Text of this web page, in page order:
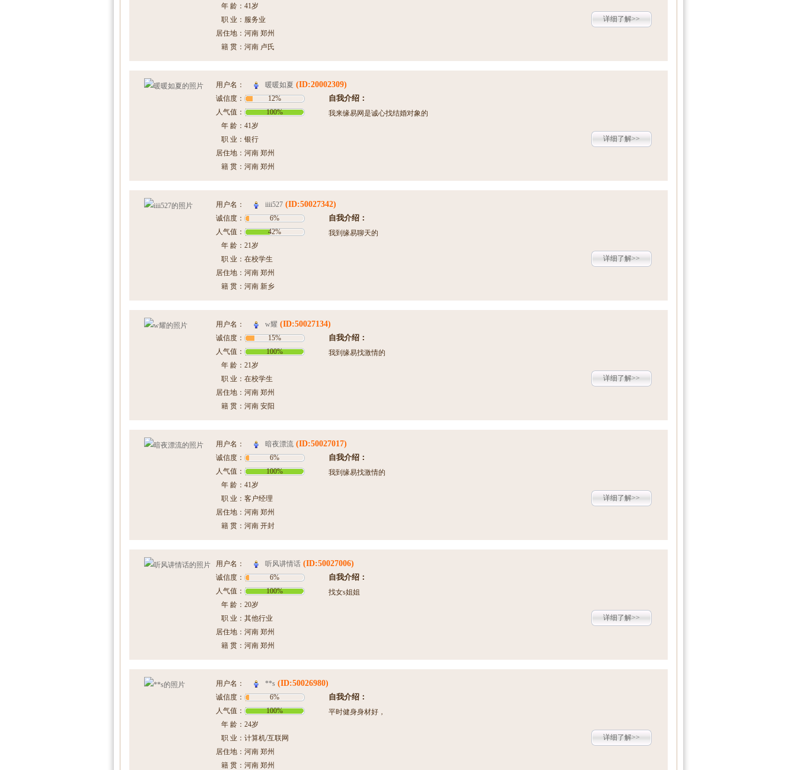
年 龄： 41岁
职 业： 服务业
居住地： 河南 郑州
籍 贯： 河南 卢氏
详细了解>>
用户名： 暖暖如夏 (ID:20002309)
诚信度：
12%
人气值：
100%
年 龄： 41岁
职 业： 银行
居住地： 河南 郑州
籍 贯： 河南 郑州
自我介绍：
我来缘易网是诚心找结婚对象的
详细了解>>
用户名： iiii527 (ID:50027342)
诚信度：
6%
人气值：
42%
年 龄： 21岁
职 业： 在校学生
居住地： 河南 郑州
籍 贯： 河南 新乡
自我介绍：
我到缘易聊天的
详细了解>>
用户名： w耀 (ID:50027134)
诚信度：
15%
人气值：
100%
年 龄： 21岁
职 业： 在校学生
居住地： 河南 郑州
籍 贯： 河南 安阳
自我介绍：
我到缘易找激情的
详细了解>>
用户名： 暗夜漂流 (ID:50027017)
诚信度：
6%
人气值：
100%
年 龄： 41岁
职 业： 客户经理
居住地： 河南 郑州
籍 贯： 河南 开封
自我介绍：
我到缘易找激情的
详细了解>>
用户名： 听风讲情话 (ID:50027006)
诚信度：
6%
人气值：
100%
年 龄： 20岁
职 业： 其他行业
居住地： 河南 郑州
籍 贯： 河南 郑州
自我介绍：
找女s姐姐
详细了解>>
用户名： **s (ID:50026980)
诚信度：
6%
人气值：
100%
年 龄： 24岁
职 业： 计算机/互联网
居住地： 河南 郑州
籍 贯： 河南 郑州
自我介绍：
平时健身身材好，
详细了解>>